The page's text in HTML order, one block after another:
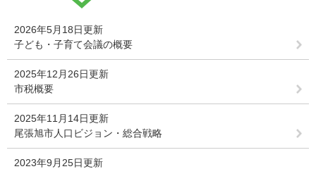
2026年5月18日更新
子ども・子育て会議の概要
2025年12月26日更新
市税概要
2025年11月14日更新
尾張旭市人口ビジョン・総合戦略
2023年9月25日更新